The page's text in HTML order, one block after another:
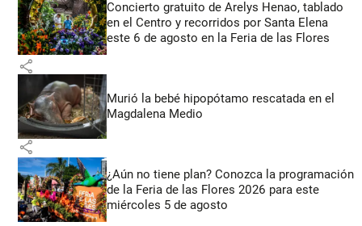
Concierto gratuito de Arelys Henao, tablado
en el Centro y recorridos por Santa Elena
este 6 de agosto en la Feria de las Flores
share
Murió la bebé hipopótamo rescatada en el
Magdalena Medio
share
¿Aún no tiene plan? Conozca la programación
de la Feria de las Flores 2026 para este
miércoles 5 de agosto